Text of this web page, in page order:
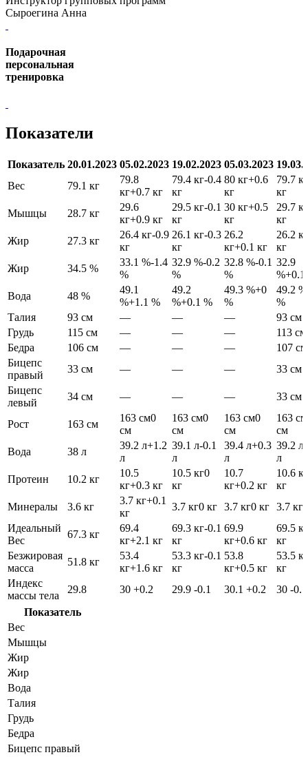
Сыроегина Анна
Подарочная
персональная
тренировка
Показатели
Показатель 20.01.2023 05.02.2023 19.02.2023 05.03.2023
Вес
79.1 кг
79.8
кг+0.7 кг
79.4 кг-0.4
кг
80 кг+0.6
кг
79.7 кг
кг
Мышцы
28.7 кг
29.6
кг+0.9 кг
29.5 кг-0.1
кг
30 кг+0.5
кг
29.7 кг
кг
Жир
27.3 кг
26.4 кг-0.9
кг
26.1 кг-0.3
кг
26.2
кг+0.1 кг
26.2 кг
кг
Жир
34.5 %
33.1 %-1.4
%
32.9 %-0.2
%
32.8 %-0.1
%
32.9
%+0.1
Вода
48 %
49.1
%+1.1 %
49.2
%+0.1 %
49.3 %+0
%
49.2 %
%
Талия
93 см — — —
93 см
Грудь
115 см — — —
113 см
Бедра
106 см — — —
107 см
Бицепс
правый
33 см — — —
33 см
Бицепс
левый
34 см — — — 33 см
Рост 163 см
163 см0
см
163 см0
см
163 см0
см
163 см
см
Вода
38 л
39.2 л+1.2
л
39.1 л-0.1
л
39.4 л+0.3
л
39.2 л
л
Протеин
10.2 кг
10.5
кг+0.3 кг
10.5 кг0
кг
10.7
кг+0.2 кг
10.6 кг
кг
Минералы
3.6 кг
3.7 кг+0.1
кг
3.7 кг0 кг 3.7 кг0 кг 3.7 кг
Идеальный
Вес
67.3 кг
69.4
кг+2.1 кг
69.3 кг-0.1
кг
69.9
кг+0.6 кг
69.5 кг
кг
Безжировая
масса
51.8 кг
53.4
кг+1.6 кг
53.3 кг-0.1
кг
53.8
кг+0.5 кг
53.5 кг
кг
Индекс
массы тела
29.8 30 +0.2 29.9 -0.1 30.1 +0.2 30 -0.1
Показатель
Вес
Мышцы
Жир
Жир
Вода
Талия
Грудь
Бедра
Бицепс правый